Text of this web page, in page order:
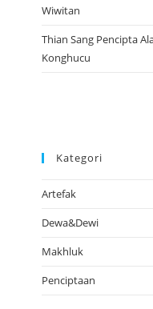
Wiwitan
Thian Sang Pencipta
Konghucu
Kategori
Artefak
Dewa&Dewi
Makhluk
Penciptaan